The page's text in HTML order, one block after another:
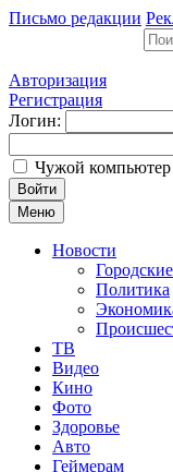
Письмо редакции
Авторизация
Регистрация
Логин:
Чужой компьютер
Войти
Меню
Новости
Политика
ТВ
Видео
Кино
Фото
Здоровье
Авто
Геймерам